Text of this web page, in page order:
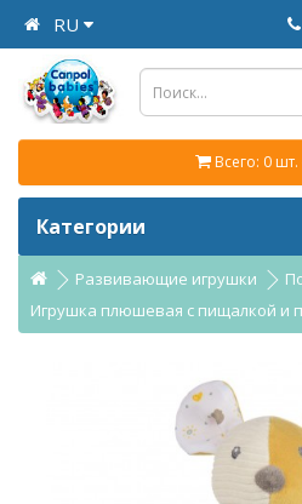
RU
Всего: 0 шт.
Категории
Развивающие игрушки
Игрушка плюшевая с пищалкой и